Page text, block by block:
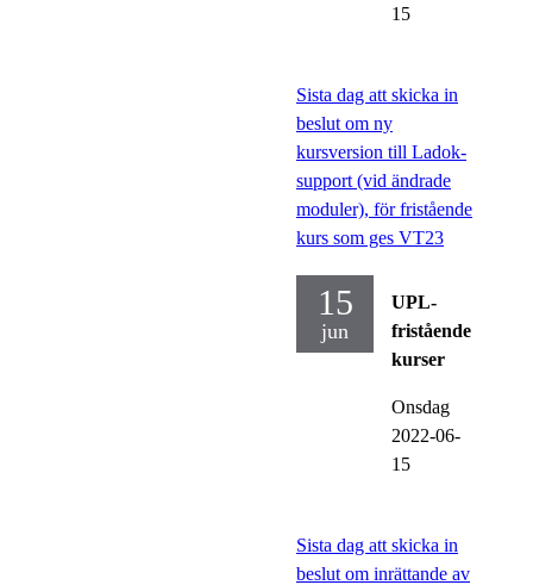
15
Sista dag att skicka in
beslut om ny
kursversion till Ladok-
support (vid ändrade
moduler), för fristående
kurs som ges VT23
15
jun
UPL-
fristående
kurser
Onsdag
2022-06-
15
Sista dag att skicka in
beslut om inrättande av